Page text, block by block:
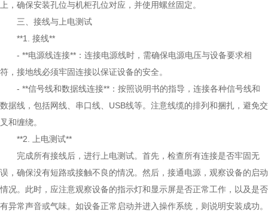
上，确保安装孔位与机柜孔位对应，并使用螺丝固定。
三、接线与上电测试
**1. 接线**
- **电源线连接**：连接电源线时，需确保电源电压与设备要求相
符，接地线必须牢固连接以保证设备的安全。
- **信号线和数据线连接**：按照说明书的指导，连接各种信号线和
数据线，包括网线、串口线、USB线等。注意线缆的排列和捆扎，避免交
叉和缠绕。
**2. 上电测试**
完成所有接线后，进行上电测试。首先，检查所有连接是否牢固无
误，确保没有短路或接触不良的情况。然后，接通电源，观察设备的启动
情况。此时，应注意观察设备的指示灯和显示屏是否正常工作，以及是否
有异常声音或气味。如设备正常启动并进入操作系统，则说明安装成功。